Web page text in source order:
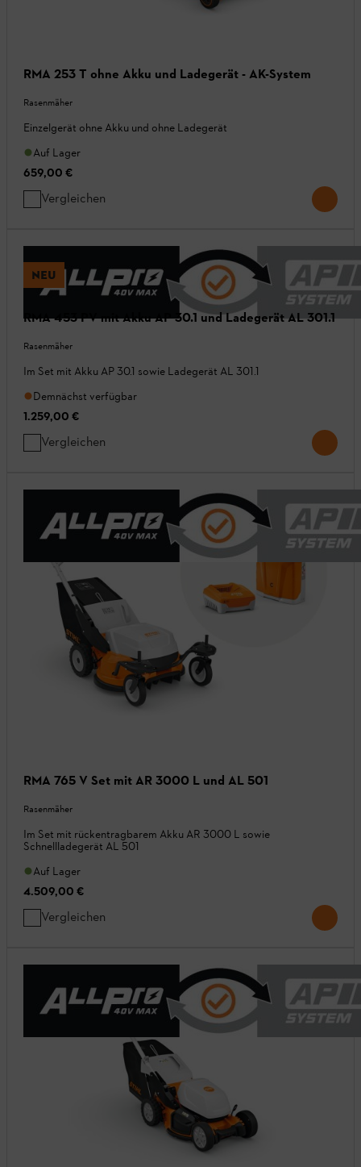
RMA 253 T ohne Akku und Ladegerät - AK-System
Rasenmäher
Einzelgerät ohne Akku und ohne Ladegerät
Auf Lager
659,00 €
Vergleichen
NEU
RMA 453 PV mit Akku AP 30.1 und Ladegerät AL 301.1
Rasenmäher
Im Set mit Akku AP 30.1 sowie Ladegerät AL 301.1
Demnächst verfügbar
1.259,00 €
Vergleichen
RMA 765 V Set mit AR 3000 L und AL 501
Rasenmäher
Im Set mit rückentragbarem Akku AR 3000 L sowie
Schnellladegerät AL 501
Auf Lager
4.509,00 €
Vergleichen